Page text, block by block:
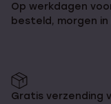
Op werkdagen
besteld, morgen in
Gratis verzending